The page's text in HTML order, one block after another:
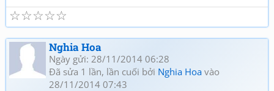
☆
☆
☆
☆
☆
Nghia Hoa
Ngày gửi: 28/11/2014 06:28
Đã sửa 1 lần, lần cuối bởi Nghia Hoa vào
28/11/2014 07:43